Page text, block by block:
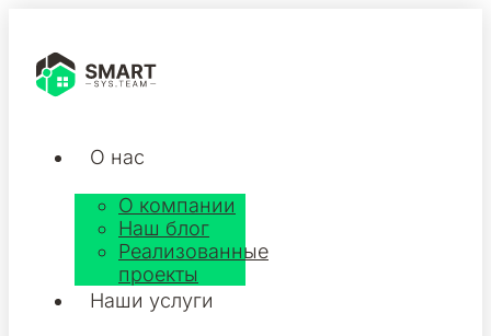
О нас
О компании
Наш блог
Реализованные
проекты
Наши услуги